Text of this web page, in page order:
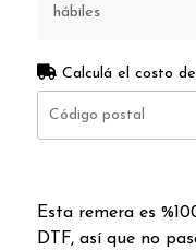
hábiles
Calculá el costo
Esta remera es
DTF, así que no